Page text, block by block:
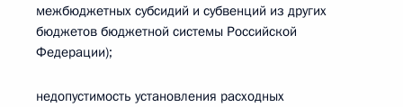
межбюджетных субсидий и субвенций из других
бюджетов бюджетной системы Российской
Федерации);
недопустимость установления расходных